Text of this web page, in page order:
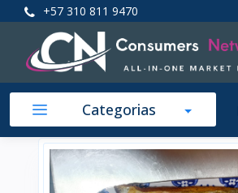
+57 310 811 9470
Categorias